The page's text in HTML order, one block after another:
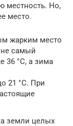
местность. Но,
место.
жарким место
не самый
36 °C, а зима
21 °C. При
земли целых